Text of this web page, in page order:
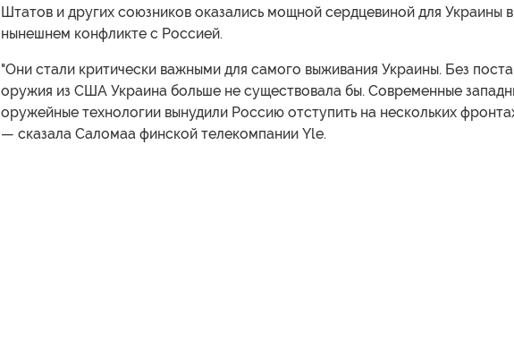
Штатов и других союзников оказались мощной сердцевиной для Украины
нынешнем конфликте с Россией.
"Они стали критически важными для самого выживания Украины. Без
оружия из США Украина больше не существовала бы. Современные
оружейные технологии вынудили Россию отступить на нескольких
— сказала Саломаа финской телекомпании Yle.